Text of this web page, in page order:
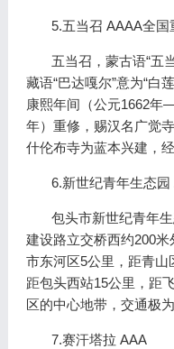
5.五当召 AAAA全国
五当召，蒙古语“五当
藏语“巴达嘎尔”意为“白
康熙年间（公元1662年
年）重修，赐汉名广觉
什伦布寺为蓝本兴建，
6.新世纪青年生态园
包头市新世纪青年生
建设路立交桥西约200
市东河区5公里，距青山
距包头西站15公里，距
区的中心地带，交通极
7.赛汗塔拉 AAA